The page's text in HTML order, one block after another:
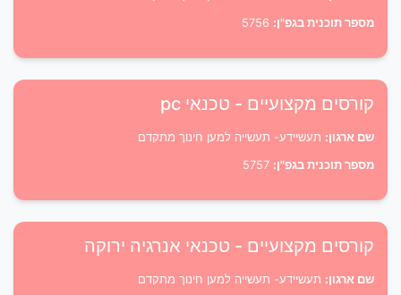
מספר תוכנית בגפ"ן:
קורסים מקצועיים - טכנאי pc
שם ארגון: תעשיידע- תעשייה למען חינוך מתקדם
מספר תוכנית בגפ"ן:
קורסים מקצועיים - טכנאי אנרגיה ירוקה
שם ארגון: תעשיידע- תעשייה למען חינוך מתקדם